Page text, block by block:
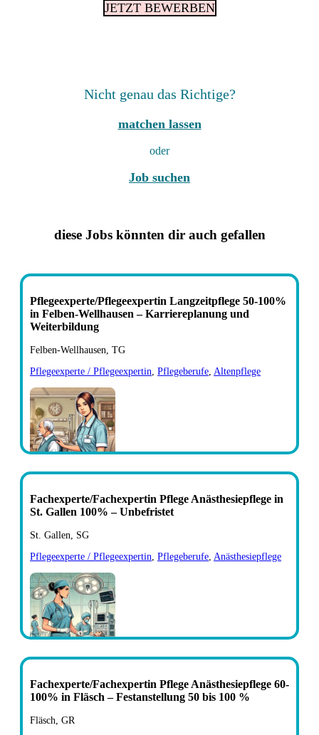
JETZT BEWERBEN
Nicht genau das Richtige?
matchen lassen
oder
Job suchen
diese Jobs könnten dir auch gefallen
Pflegeexperte/Pflegeexpertin Langzeitpflege 50-100%
in Felben-Wellhausen – Karriereplanung und
Weiterbildung
Felben-Wellhausen, TG
Pflegeexperte / Pflegeexpertin Pflegeberufe Altenpflege
Fachexperte/Fachexpertin Pflege Anästhesiepflege in
St. Gallen 100% – Unbefristet
St. Gallen, SG
Pflegeexperte / Pflegeexpertin Pflegeberufe Anästhesiepflege
Fachexperte/Fachexpertin Pflege Anästhesiepflege 60-
100% in Fläsch – Festanstellung 50 bis 100 %
Fläsch, GR